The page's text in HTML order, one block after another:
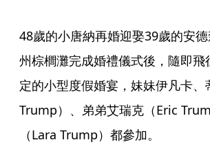
48歲的小唐納再婚迎娶39歲的安
州棕櫚灘完成婚禮儀式後，隨即
定的小型度假婚宴，妹妹伊凡卡
Trump）、弟弟艾瑞克（Eric
（Lara Trump）都參加。